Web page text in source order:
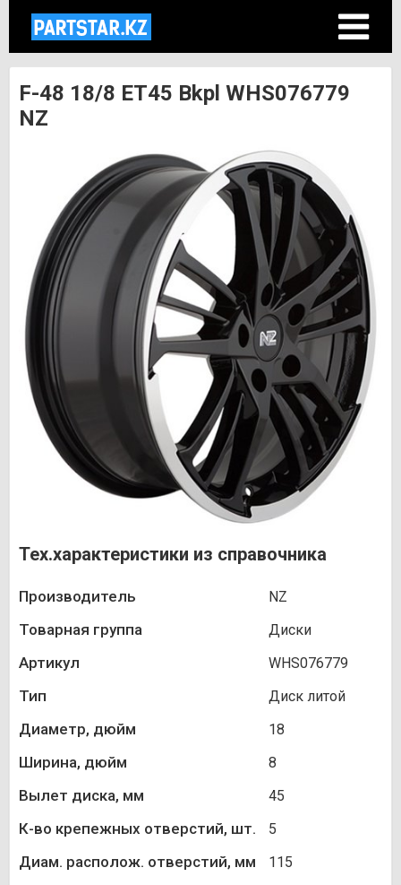
F-48 18/8 ET45 Bkpl WHS076779
NZ
Тех.характеристики из справочника
Производитель NZ
Товарная группа Диски
Артикул WHS076779
Тип Диск литой
Диаметр, дюйм 18
Ширина, дюйм 8
Вылет диска, мм 45
К-во крепежных отверстий, шт. 5
Диам. располож. отверстий, мм 115